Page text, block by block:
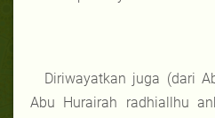
Diriwayatkan juga (dari
Abu Hurairah radhiallhu